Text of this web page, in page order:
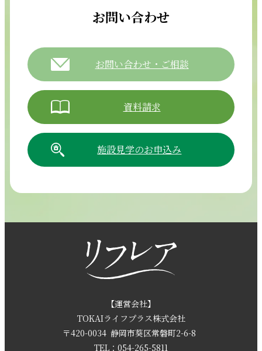
054-265-5811
【電話受付時間】8:30～17:30（月曜～土曜）
採用情報
お問い合わせ
資料請求
お問い合わせ
お問い合わせ・ご相談
資料請求
施設見学のお申込み
【運営会社】
TOKAIライフプラス株式会社
〒420-0034 静岡市葵区常磐町2-6-8
TEL：054-265-5811